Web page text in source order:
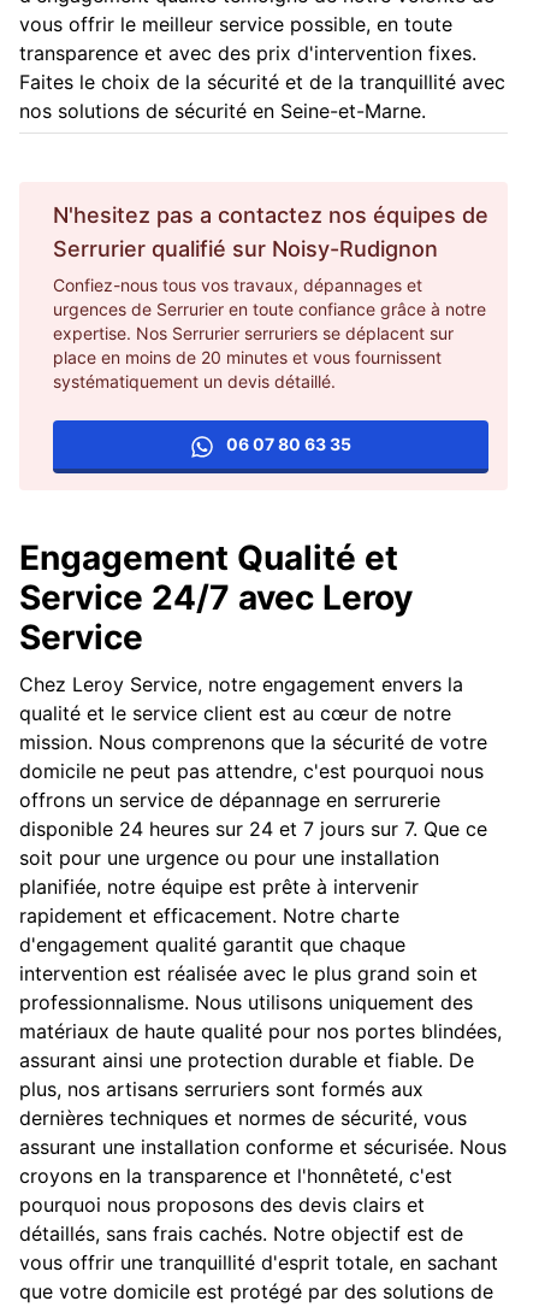
vous offrir le meilleur service possible, en toute
transparence et avec des prix d'intervention fixes.
Faites le choix de la sécurité et de la tranquillité avec
nos solutions de sécurité en Seine-et-Marne.
N'hesitez pas a contactez nos équipes de
Serrurier qualifié sur Noisy-Rudignon
Confiez-nous tous vos travaux, dépannages et
urgences de Serrurier en toute confiance grâce à notre
expertise. Nos Serrurier serruriers se déplacent sur
place en moins de 20 minutes et vous fournissent
systématiquement un devis détaillé.
06 07 80 63 35
Engagement Qualité et
Service 24/7 avec Leroy
Service
Chez Leroy Service, notre engagement envers la
qualité et le service client est au cœur de notre
mission. Nous comprenons que la sécurité de votre
domicile ne peut pas attendre, c'est pourquoi nous
offrons un service de dépannage en serrurerie
disponible 24 heures sur 24 et 7 jours sur 7. Que ce
soit pour une urgence ou pour une installation
planifiée, notre équipe est prête à intervenir
rapidement et efficacement. Notre charte
d'engagement qualité garantit que chaque
intervention est réalisée avec le plus grand soin et
professionnalisme. Nous utilisons uniquement des
matériaux de haute qualité pour nos portes blindées,
assurant ainsi une protection durable et fiable. De
plus, nos artisans serruriers sont formés aux
dernières techniques et normes de sécurité, vous
assurant une installation conforme et sécurisée. Nous
croyons en la transparence et l'honnêteté, c'est
pourquoi nous proposons des devis clairs et
détaillés, sans frais cachés. Notre objectif est de
vous offrir une tranquillité d'esprit totale, en sachant
que votre domicile est protégé par des solutions de